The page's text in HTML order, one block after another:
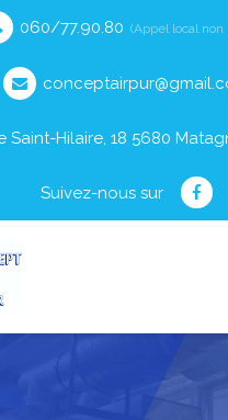
060/77.90.80 (Appel local non
Saint-Hilaire, 18 5680
Suivez-nous sur